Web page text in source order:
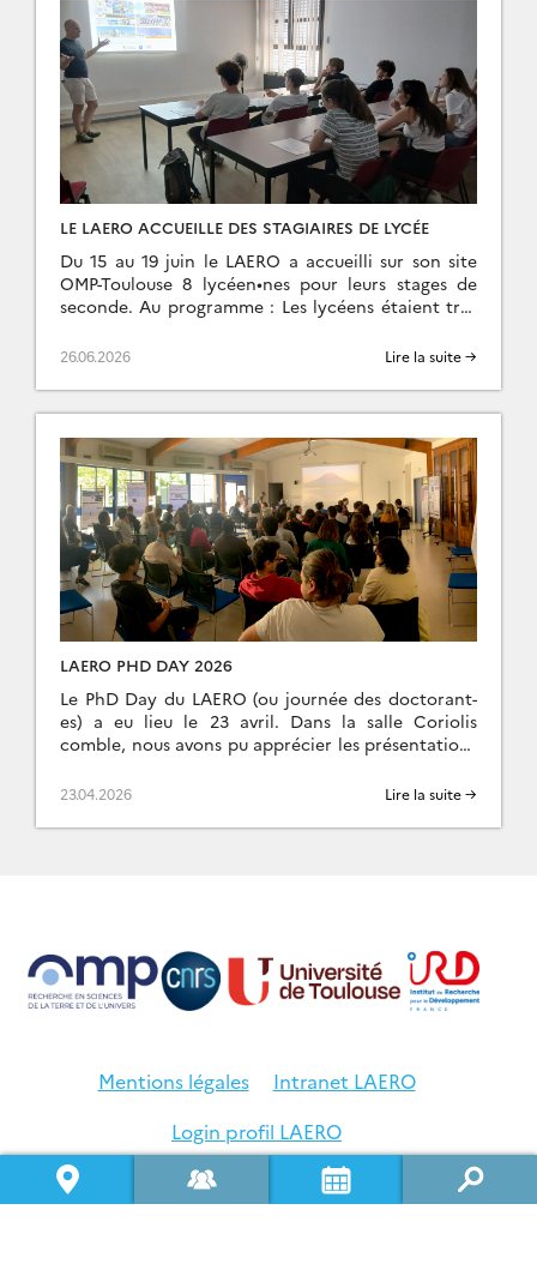
LE LAERO ACCUEILLE DES STAGIAIRES DE LYCÉE
Du 15 au 19 juin le LAERO a accueilli sur son site
OMP-Toulouse 8 lycéen•nes pour leurs stages de
seconde. Au programme : Les lycéens étaient très
26.06.2026 Lire la suite →
LAERO PHD DAY 2026
Le PhD Day du LAERO (ou journée des doctorant-
es) a eu lieu le 23 avril. Dans la salle Coriolis
comble, nous avons pu apprécier les présentations
23.04.2026 Lire la suite →
Mentions légales
Intranet LAERO
Login profil LAERO